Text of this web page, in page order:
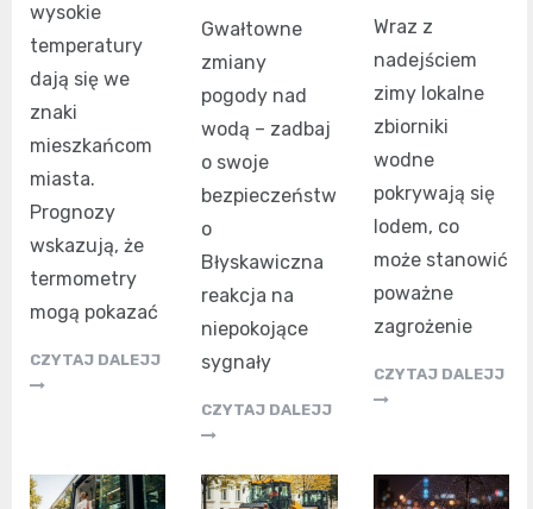
wysokie
temperatury
dają się we
znaki
mieszkańcom
miasta.
Prognozy
wskazują, że
termometry
mogą pokazać
CZYTAJ DALEJJ
Gwałtowne
zmiany
pogody nad
wodą – zadbaj
o swoje
bezpieczeństw
o
Błyskawiczna
reakcja na
niepokojące
sygnały
CZYTAJ DALEJJ
Wraz z
nadejściem
zimy lokalne
zbiorniki
wodne
pokrywają się
lodem, co
może stanowić
poważne
zagrożenie
CZYTAJ DALEJJ